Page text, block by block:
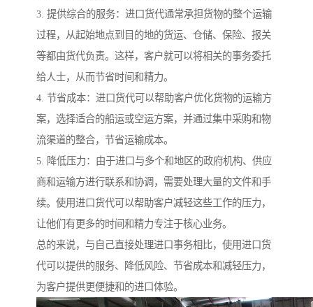
3. 提供综合的服务：进口货代通常承担货物的整个运输
过程，从起始地点到目的地的货运、仓储、保险、报关
等都由货代负责。这样，客户就可以将相关的事务委托
给人士，从而节省时间和精力。
4. 节省成本：进口货代可以帮助客户优化货物的运输方
案，选择适合的船运或空运方案，并通过集中采购和物
流渠道的整合，节省运输成本。
5. 降低压力：由于进口与多个和地区的政府机构、供应
商和运输方进行联系和协调，需要处理大量的文件和手
续。使用进口货代可以帮助客户减轻这些工作的压力，
让他们有更多的时间和精力专注于核心业务。
总的来说，与自己直接处理进口事务相比，使用进口货
代可以提供的服务、降低风险、节省成本和减轻压力，
为客户提供更便捷和的进口体验。